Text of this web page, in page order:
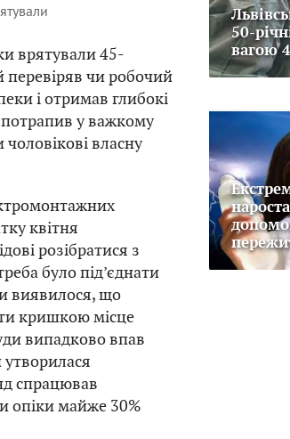
врятували 45-
перевіряв чи робочий
і отримав глибокі
потрапив у важкому
чоловікові власну
квітня
розібратися з
було під’єднати
виявилося, що
кришкою місце
випадково впав
спрацював
опіки майже 30%
50-
вагою